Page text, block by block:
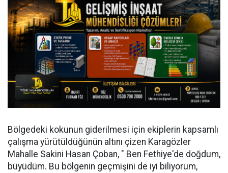
Bölgedeki kokunun giderilmesi için ekiplerin kapsamlı
çalışma yürütüldüğünün altını çizen Karagözler
Mahalle Sakini Hasan Çoban, " Ben Fethiye'de doğdum,
büyüdüm. Bu bölgenin geçmişini de iyi biliyorum,